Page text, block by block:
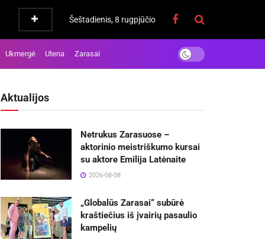
Šeštadienis, 8 rugpjūčio
Ukmergė Utena Zarasai
Aktualijos
Netrukus Zarasuose –
aktorinio meistriškumo kursai
su aktore Emilija Latėnaite
2026-08-08
„Globalūs Zarasai“ subūrė
kraštiečius iš įvairių pasaulio
kampelių